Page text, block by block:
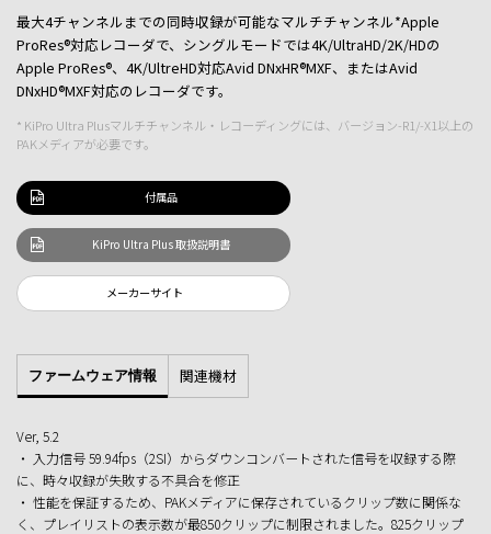
最大4チャンネルまでの同時収録が可能なマルチチャンネル*Apple
ProRes®対応レコーダで、シングルモードでは4K/UltraHD/2K/HDの
Apple ProRes®、4K/UltreHD対応Avid DNxHR®MXF、またはAvid
DNxHD®MXF対応のレコーダです。
* KiPro Ultra Plusマルチチャンネル・レコーディングには、バージョン-R1/-X1以上の
PAKメディアが必要です。
付属品
KiPro Ultra Plus 取扱説明書
メーカーサイト
ファームウェア情報 関連機材
Ver, 5.2
・ 入力信号 59.94fps（2SI）からダウンコンバートされた信号を収録する際
に、時々収録が失敗する不具合を修正
・ 性能を保証するため、PAKメディアに保存されているクリップ数に関係な
く、プレイリストの表示数が最850クリップに制限されました。825クリップ